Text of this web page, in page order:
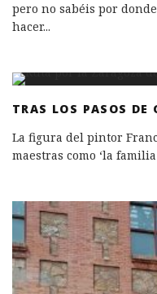
pero no sabéis por
hacer...
TRAS LOS PASOS DE
La figura del pintor
maestras como ‘la familia